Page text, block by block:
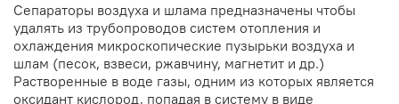
Сепараторы воздуха и шлама предназначены чтобы
удалять из трубопроводов систем отопления и
охлаждения микроскопические пузырьки воздуха и
шлам (песок, взвеси, ржавчину, магнетит и др.)
Растворенные в воде газы, одним из которых является
оксидант кислород, попадая в систему в виде